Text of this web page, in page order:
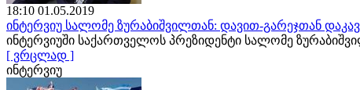
18:10 01.05.2019
ინტერვიუ სალომე ზურაბიშვილთან: დავით-გარეჯთან
ინტერვიუში საქართველოს პრეზიდენტი სალომე
[ ვრცლად ]
ინტერვიუ